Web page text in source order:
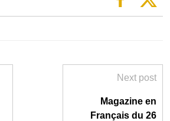
Next post
Magazine en
Français du 26